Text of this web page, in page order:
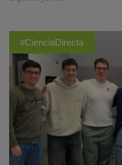
#CienciaDirecta